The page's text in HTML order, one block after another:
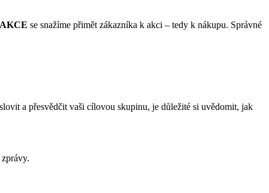
AKCE se snažíme přimět zákazníka k akci – tedy k nákupu. Správné
a přesvědčit vaši cílovou skupinu, je důležité si uvědomit, jak